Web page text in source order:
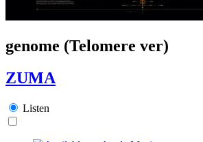
genome (Telomere ver)
ZUMA
Listen